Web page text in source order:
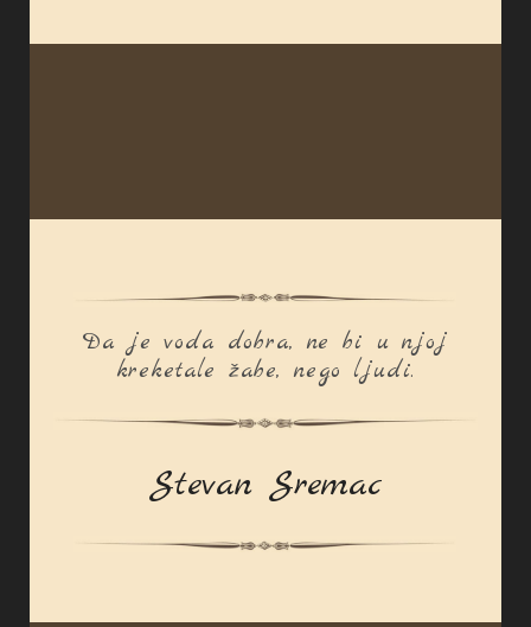
Da je voda dobra, ne bi u njoj
kreketale žabe, nego ljudi.
Stevan Sremac